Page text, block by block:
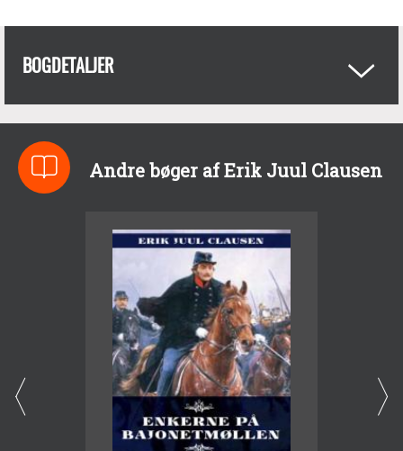
BOGDETALJER
Andre bøger af Erik Juul Clausen